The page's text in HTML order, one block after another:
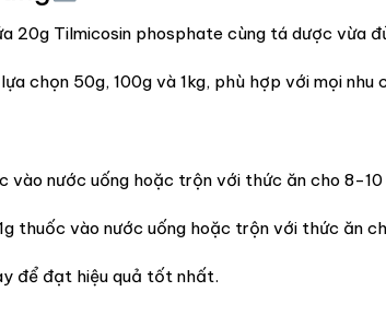
20g Tilmicosin phosphate cùng tá dược vừa
chọn 50g, 100g và 1kg, phù hợp với mọi nhu
vào nước uống hoặc trộn với thức ăn cho 8-
thuốc vào nước uống hoặc trộn với thức ăn
để đạt hiệu quả tốt nhất.